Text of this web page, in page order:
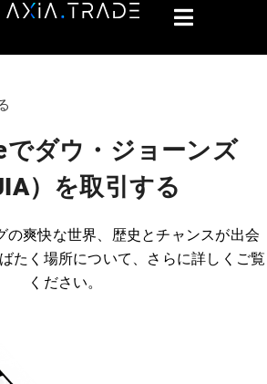
でダウ・ジョーンズ
）を取引する
の爽快な世界、歴史とチャンスが出会
たく場所について、さらに詳しくご覧
ください。